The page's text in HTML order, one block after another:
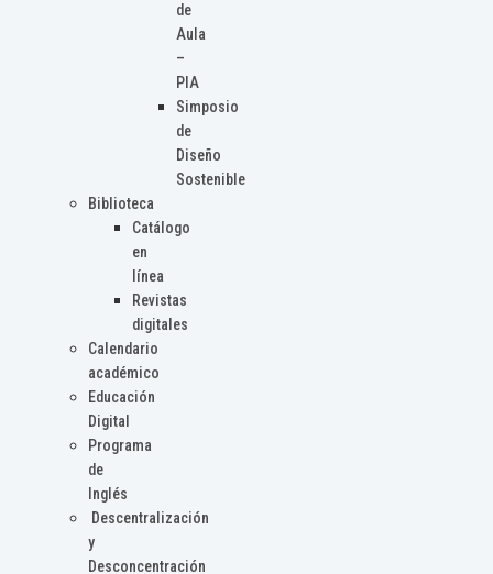
de
Aula
–
PIA
Simposio
de
Diseño
Sostenible
Biblioteca
Catálogo
en
línea
Revistas
digitales
Calendario
académico
Educación
Digital
Programa
de
Inglés
Descentralización
y
Desconcentración